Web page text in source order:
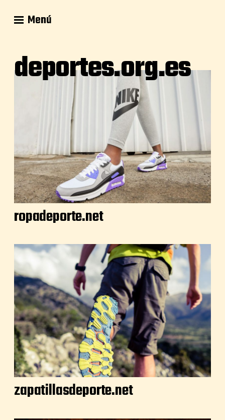
Menú
deportes.org.es
ropadeporte.net
zapatillasdeporte.net